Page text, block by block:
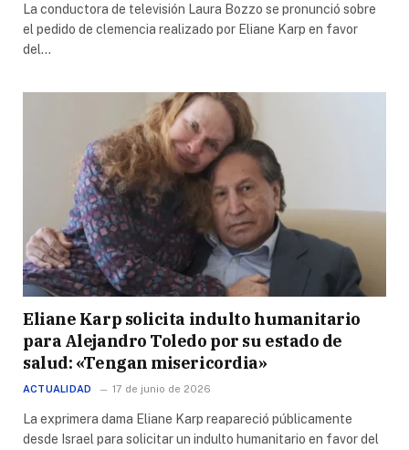
La conductora de televisión Laura Bozzo se pronunció sobre
el pedido de clemencia realizado por Eliane Karp en favor
del…
Eliane Karp solicita indulto humanitario
para Alejandro Toledo por su estado de
salud: «Tengan misericordia»
ACTUALIDAD 17 de junio de 2026
La exprimera dama Eliane Karp reapareció públicamente
desde Israel para solicitar un indulto humanitario en favor del